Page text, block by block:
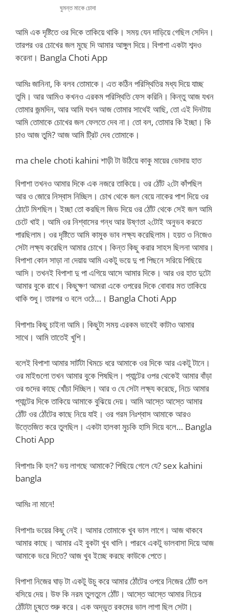
ঘুমন্ত মাকে চোদা
আমি এক দৃষ্টিতে ওর দিকে তাকিয়ে থাকি। সময় যেন দাড়িয়ে গেছিল সেদিন।
তারপর ওর চোখের জল মুছে দি আমার আঙ্গুল দিয়ে। বিপাশা একটা শব্দও
করেনা। Bangla Choti App
আমিঃ জানিনা, কি বলব তোমাকে। এত কঠিন পরিস্থিতির মধ্য দিয়ে যাচ্ছ
তুমি। আর আমিও কখনও এরকম পরিস্থিতি ফেস করিনি। কিন্তু আজ যখন
তোমার জন্মদিন, আর আমি যখন আজ তোমার সাথেই আছি, তো এই দিনটায়
আমি তোমাকে চোখের জল ফেলতে দেব না। তো বল, তোমার কি ইচ্ছা। কি
চাও আজ তুমি? আজ আমি ট্রিট দেব তোমাকে।
ma chele choti kahini শাড়ী টা উঠিয়ে কাকু মায়ের ভোদায় হাত
বিপাশা তখনও আমার দিকে এক নজরে তাকিয়ে। ওর ঠোঁট ২টো কাঁপছিল
আর ও জোরে নিস্বাস নিচ্ছিল। চোখ থেকে জল বেয়ে নাকের পাশ দিয়ে ওর
ঠোটে মিশছিল। ইচ্ছা তো করছিল জিভ দিয়ে ওর ঠোঁট থেকে সেই জল আমি
চেটে খাই। আমি ওর নিশ্বাসের গন্ধ আর উষ্ণতা ২টোই অনুভব করতে
পারছিলাম। ওর দৃষ্টিতে আমি কামুক ভাব লক্ষ্য করেছিলাম। হয়ত ও নিজেও
সেটা লক্ষ্য করেছিল আমার চোখে। কিন্ত কিছু করার সাহস ছিলনা আমার।
বিপাশা কোন সাড়া না দেয়ায় আমি একটু ভয়ে দু পা পিছনে সরিয়ে পিছিয়ে
আসি। তখনই বিপাশা দু পা এগিয়ে আসে আমার দিকে। আর ওর হাত দুটো
আমার বুকে রাখে। কিছুক্ষণ আমরা একে ওপরের দিকে বোবার মত তাকিয়ে
থাকি শুধু। তারপর ও বলে ওঠে…। Bangla Choti App
বিপাশাঃ কিছু চাইনা আমি। কিছুটা সময় এরকম ভাবেই কাটাও আমার
সাথে। আমি তাতেই খুশি।
বলেই বিপাশা আমার সার্টটা খিমচে ধরে আমাকে ওর দিকে আর একটু টানে।
ওর মাইগুলো তখন আমার বুকে পিষছিল। প্যান্টের ওপর থেকেই আমার বাঁড়া
ওর গুদের কাছে খোঁচা দিচ্ছিল। আর ও যে সেটা লক্ষ্য করেছে, নিচে আমার
প্যান্টের দিকে তাকিয়ে আমাকে বুঝিয়ে দেয়। আমি আস্তে আস্তে আমার
ঠোঁট ওর ঠোঁটের কাছে নিয়ে যাই। ওর গরম নিঃশ্বাস আমাকে আরও
উত্তেজিত করে তুলছিল। একটা হালকা মুচকি হাসি দিয়ে বলে… Bangla
Choti App
বিপাশাঃ কি হল? ভয় লাগছে আমাকে? পিছিয়ে গেলে যে? sex kahini
bangla
আমিঃ না মানে!
বিপাশাঃ ভয়ের কিছু নেই। আমার তোমাকে খুব ভাল লাগে। আজ থাকবে
আমার কাছে। আমার এই বুকটা খুব খালি। পারবে একটু ভালবাসা দিয়ে আজ
আমাকে ভরে দিতে? আজ খুব ইচ্ছে করছে কাউকে পেতে।
বিপাশা নিজের ঘাড় টা একটু উচু করে আমার ঠোঁটের ওপরে নিজের ঠোঁট গুল
বসিয়ে দেয়। উফ কি নরম তুলতুলে ঠোঁট। আস্তে আস্তে আমার নিচের
ঠোঁটটা চুষতে শুরু করে। এক অদ্ভুত রকমের ভাল লাগা ছিল সেটা।